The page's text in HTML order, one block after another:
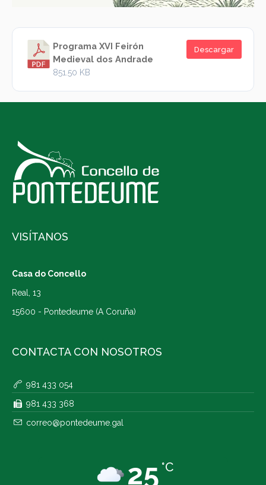
Programa XVI Feirón
Medieval dos Andrade
851.50 KB
Descargar
VISÍTANOS
Casa do Concello
Real, 13
15600 - Pontedeume (A Coruña)
CONTACTA CON NOSOTROS
981 433 054
981 433 368
correo@pontedeume.gal
25 °C